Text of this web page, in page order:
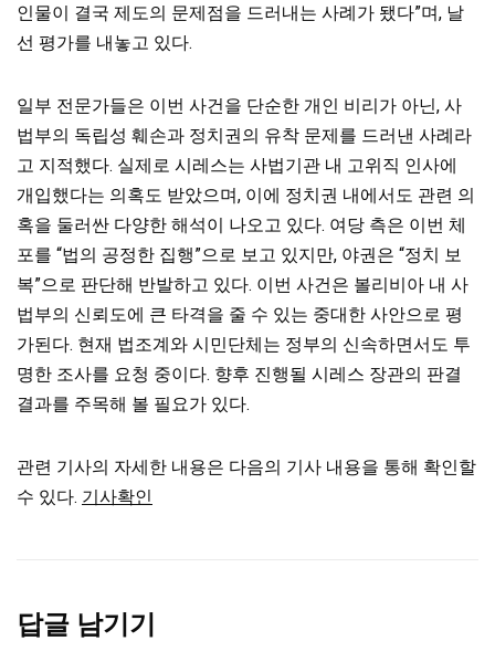
인물이 결국 제도의 문제점을 드러내는 사례가 됐다”며, 날
선 평가를 내놓고 있다.
일부 전문가들은 이번 사건을 단순한 개인 비리가 아닌, 사
법부의 독립성 훼손과 정치권의 유착 문제를 드러낸 사례라
고 지적했다. 실제로 시레스는 사법기관 내 고위직 인사에
개입했다는 의혹도 받았으며, 이에 정치권 내에서도 관련 의
혹을 둘러싼 다양한 해석이 나오고 있다. 여당 측은 이번 체
포를 “법의 공정한 집행”으로 보고 있지만, 야권은 “정치 보
복”으로 판단해 반발하고 있다. 이번 사건은 볼리비아 내 사
법부의 신뢰도에 큰 타격을 줄 수 있는 중대한 사안으로 평
가된다. 현재 법조계와 시민단체는 정부의 신속하면서도 투
명한 조사를 요청 중이다. 향후 진행될 시레스 장관의 판결
결과를 주목해 볼 필요가 있다.
관련 기사의 자세한 내용은 다음의 기사 내용을 통해 확인할
수 있다. 기사확인
답글 남기기